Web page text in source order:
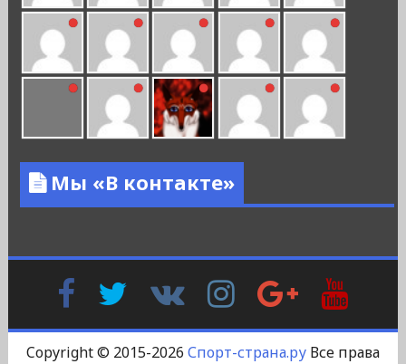
Мы «В контакте»
FacebookTwitter
Контакте
InstagramGoogle
Plus
Copyright © 2015-2026 Спорт-страна.руВсе права